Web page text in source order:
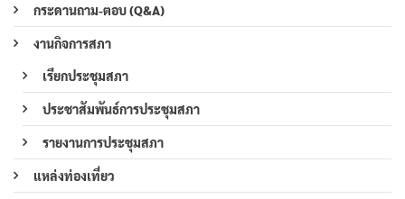
กระดานถาม-ตอบ (Q&A)
งานกิจการสภา
เรียกประชุมสภา
ประชาสัมพันธ์การประชุมสภา
รายงานการประชุมสภา
แหล่งท่องเที่ยว